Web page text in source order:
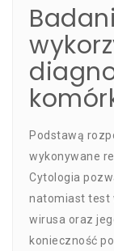
Podstawą
wykonywane
Cytologia
natomiast test
wirusa oraz
konieczność